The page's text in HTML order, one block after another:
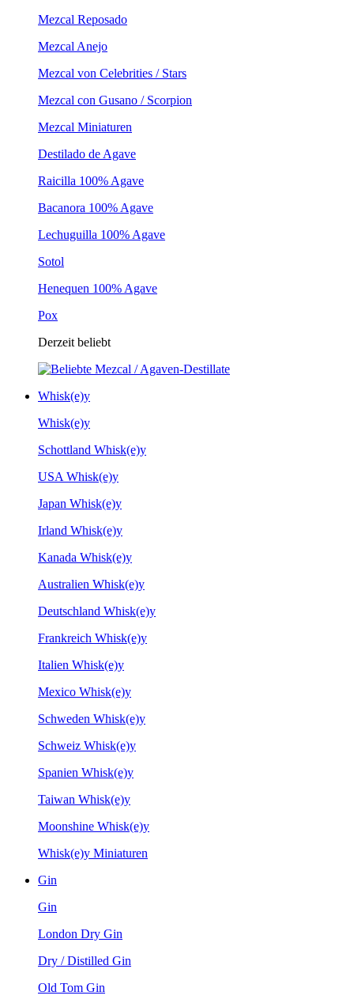
Mezcal Reposado
Mezcal Anejo
Mezcal von Celebrities / Stars
Mezcal con Gusano / Scorpion
Mezcal Miniaturen
Destilado de Agave
Raicilla 100% Agave
Bacanora 100% Agave
Lechuguilla 100% Agave
Sotol
Henequen 100% Agave
Pox
Derzeit beliebt
Whisk(e)y
Whisk(e)y
Schottland Whisk(e)y
USA Whisk(e)y
Japan Whisk(e)y
Irland Whisk(e)y
Kanada Whisk(e)y
Australien Whisk(e)y
Deutschland Whisk(e)y
Frankreich Whisk(e)y
Italien Whisk(e)y
Mexico Whisk(e)y
Schweden Whisk(e)y
Schweiz Whisk(e)y
Spanien Whisk(e)y
Taiwan Whisk(e)y
Moonshine Whisk(e)y
Whisk(e)y Miniaturen
Gin
Gin
London Dry Gin
Dry / Distilled Gin
Old Tom Gin